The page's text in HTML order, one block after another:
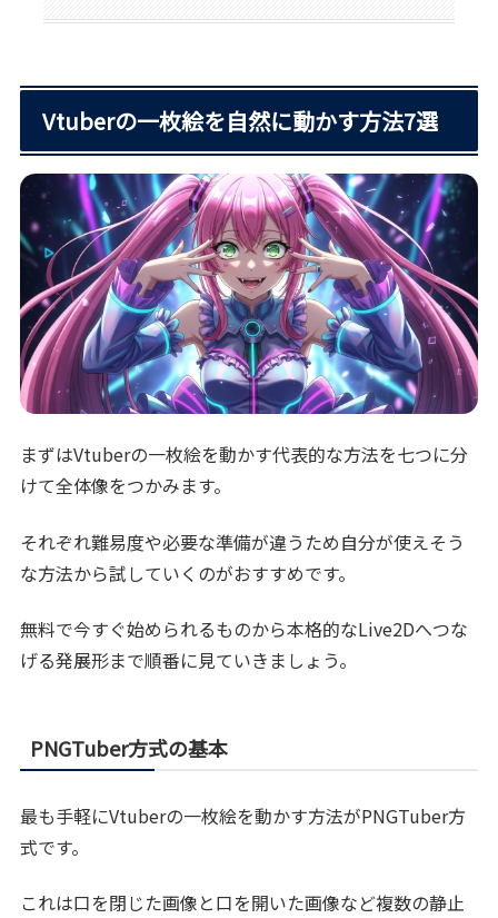
Vtuberの一枚絵を自然に動かす方法7選
まずはVtuberの一枚絵を動かす代表的な方法を七つに分
けて全体像をつかみます。
それぞれ難易度や必要な準備が違うため自分が使えそう
な方法から試していくのがおすすめです。
無料で今すぐ始められるものから本格的なLive2Dへつな
げる発展形まで順番に見ていきましょう。
PNGTuber方式の基本
最も手軽にVtuberの一枚絵を動かす方法がPNGTuber方
式です。
これは口を閉じた画像と口を開いた画像など複数の静止